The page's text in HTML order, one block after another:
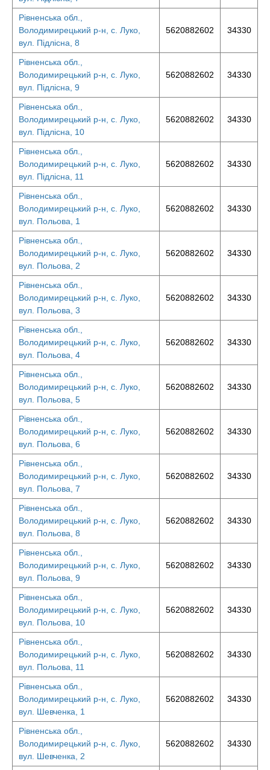
Рівненська обл.,
Володимирецький р-н, с. Луко,
вул. Підлісна, 8
5620882602 34330
Рівненська обл.,
Володимирецький р-н, с. Луко,
вул. Підлісна, 9
5620882602 34330
Рівненська обл.,
Володимирецький р-н, с. Луко,
вул. Підлісна, 10
5620882602 34330
Рівненська обл.,
Володимирецький р-н, с. Луко,
вул. Підлісна, 11
5620882602 34330
Рівненська обл.,
Володимирецький р-н, с. Луко,
вул. Польова, 1
5620882602 34330
Рівненська обл.,
Володимирецький р-н, с. Луко,
вул. Польова, 2
5620882602 34330
Рівненська обл.,
Володимирецький р-н, с. Луко,
вул. Польова, 3
5620882602 34330
Рівненська обл.,
Володимирецький р-н, с. Луко,
вул. Польова, 4
5620882602 34330
Рівненська обл.,
Володимирецький р-н, с. Луко,
вул. Польова, 5
5620882602 34330
Рівненська обл.,
Володимирецький р-н, с. Луко,
вул. Польова, 6
5620882602 34330
Рівненська обл.,
Володимирецький р-н, с. Луко,
вул. Польова, 7
5620882602 34330
Рівненська обл.,
Володимирецький р-н, с. Луко,
вул. Польова, 8
5620882602 34330
Рівненська обл.,
Володимирецький р-н, с. Луко,
вул. Польова, 9
5620882602 34330
Рівненська обл.,
Володимирецький р-н, с. Луко,
вул. Польова, 10
5620882602 34330
Рівненська обл.,
Володимирецький р-н, с. Луко,
вул. Польова, 11
5620882602 34330
Рівненська обл.,
Володимирецький р-н, с. Луко,
вул. Шевченка, 1
5620882602 34330
Рівненська обл.,
Володимирецький р-н, с. Луко,
вул. Шевченка, 2
5620882602 34330